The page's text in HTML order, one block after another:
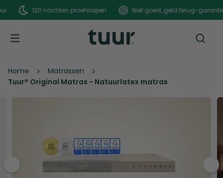
proefslapen Niet goed, geld terug-garantie
Home
Matrassen
Tuur® Original Matras - Natuurlatex matras
v
nex
t